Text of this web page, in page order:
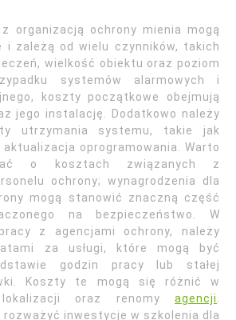
organizacją ochrony mienia mogą
i zależą od wielu czynników, takich
wielkość obiektu oraz poziom
systemów alarmowych i
koszty początkowe obejmują
jego instalację. Dodatkowo należy
utrzymania systemu, takie jak
oprogramowania. Warto
o kosztach związanych z
ochrony; wynagrodzenia dla
mogą stanowić znaczną część
na bezpieczeństwo. W
z agencjami ochrony, należy
za usługi, które mogą być
godzin pracy lub stałej
Koszty te mogą się różnić w
oraz renomy agencji
rozważyć inwestycje w szkolenia dla